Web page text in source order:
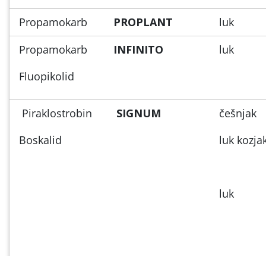
Propamokarb PROPLANT
luk
Propamokarb
Fluopikolid
INFINITO luk
Piraklostrobin
Boskalid
SIGNUM
češnjak
luk
luk